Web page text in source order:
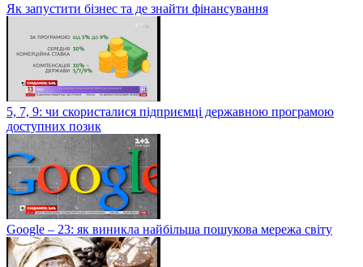
Як запустити бізнес та де знайти фінансування
5, 7, 9: чи скористалися підприємці державною програмою
доступних позик
Google – 23: як виникла найбільша пошукова мережа світу